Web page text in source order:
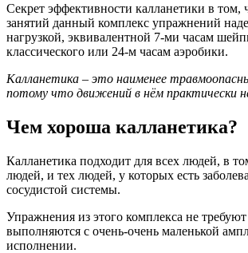
Секрет эффективности калланетики в том,
занятий данный комплекс упражнений
нагрузкой, эквивалентной 7-ми часам
классического или 24-м часам аэробики.
Калланетика – это наименее
потому что движений в нём практически
Чем хороша калланетика?
Калланетика подходит для всех людей, в
людей, и тех людей, у которых есть
сосудистой системы.
Упражнения из этого комплекса не
выполняются с очень-очень маленькой
исполнении.